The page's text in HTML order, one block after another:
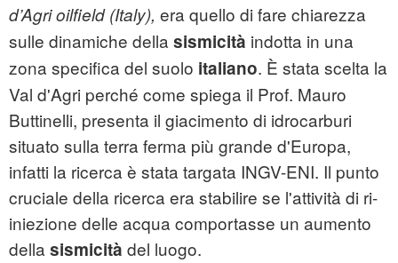
d’Agri oilfield (Italy), era quello di fare chiarezza
sulle dinamiche della sismicità indotta in una
zona specifica del suolo italiano. È stata scelta la
Val d'Agri perché come spiega il Prof. Mauro
Buttinelli, presenta il giacimento di idrocarburi
situato sulla terra ferma più grande d'Europa,
infatti la ricerca è stata targata INGV-ENI. Il punto
cruciale della ricerca era stabilire se l'attività di ri-
iniezione delle acqua comportasse un aumento
della sismicità del luogo.